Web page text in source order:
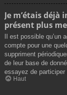
Je m’étais déjà
présent plus
Il est possible
compte pour une
suppriment
de leur base de
essayez de
Haut